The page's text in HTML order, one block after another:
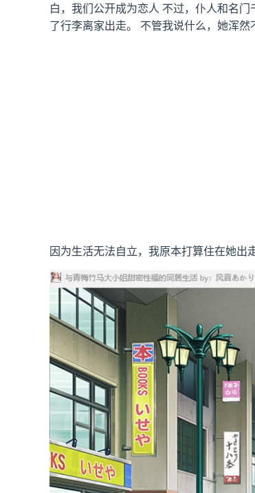
白，我们公开成为恋人 不过，仆人和名
了行李离家出走。 不管我说什么，她浑然
因为生活无法自立，我原本打算住在她出